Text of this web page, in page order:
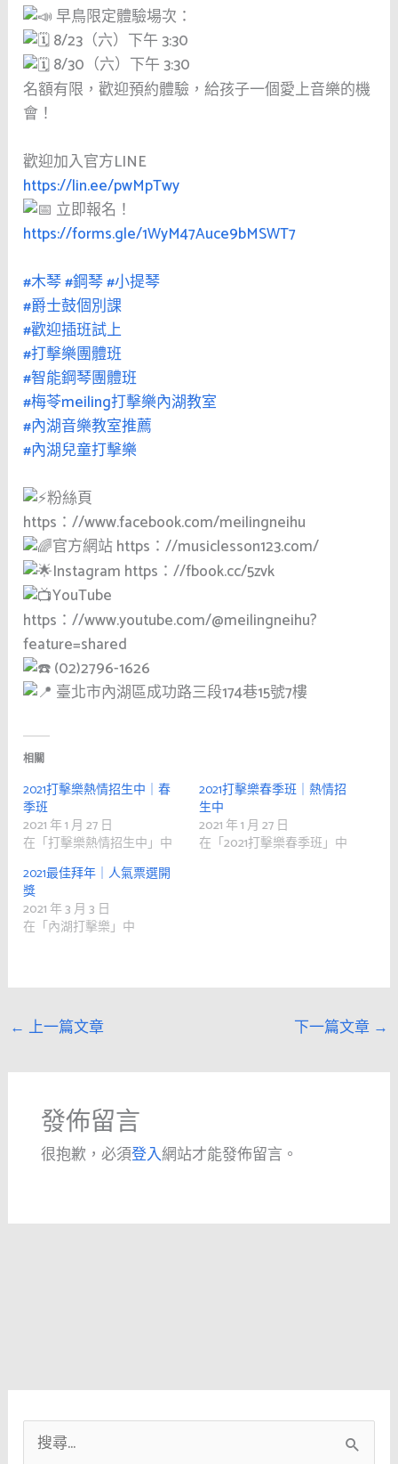
早鳥限定體驗場次：
8/23（六）下午 3:30
8/30（六）下午 3:30
名額有限，歡迎預約體驗，給孩子一個愛上音樂的機
會！
歡迎加入官方LINE
https://lin.ee/pwMpTwy
立即報名！
https://forms.gle/1WyM47Auce9bMSWT7
#木琴#鋼琴#小提琴
#爵士鼓個別課
#歡迎插班試上
#打擊樂團體班
#智能鋼琴團體班
#梅苓meiling打擊樂內湖教室
#內湖音樂教室推薦
#內湖兒童打擊樂
粉絲頁
https：//www.facebook.com/meilingneihu
官方網站 https：//musiclesson123.com/
Instagram https：//fbook.cc/5zvk
YouTube
https：//www.youtube.com/@meilingneihu?
feature=shared
(02)2796-1626
臺北市內湖區成功路三段174巷15號7樓
相關
2021打擊樂熱情招生中｜春
季班
2021 年 1 月 27 日
在「打擊樂熱情招生中」中
2021打擊樂春季班｜熱情招
生中
2021 年 1 月 27 日
在「2021打擊樂春季班」中
2021最佳拜年｜人氣票選開
獎
2021 年 3 月 3 日
在「內湖打擊樂」中
← 上一篇文章 下一篇文章 →
發佈留言
很抱歉，必須登入網站才能發佈留言。